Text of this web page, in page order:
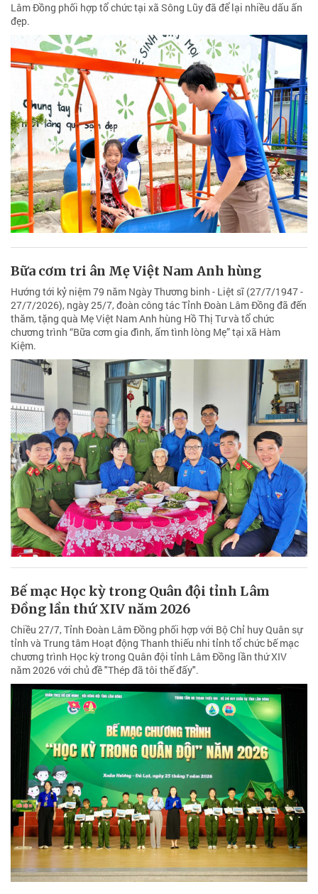
Lâm Đồng phối hợp tổ chức tại xã Sông Lũy đã để lại nhiều dấu ấn
đẹp.
Bữa cơm tri ân Mẹ Việt Nam Anh hùng
Hướng tới kỷ niệm 79 năm Ngày Thương binh - Liệt sĩ (27/7/1947 -
27/7/2026), ngày 25/7, đoàn công tác Tỉnh Đoàn Lâm Đồng đã đến
thăm, tặng quà Mẹ Việt Nam Anh hùng Hồ Thị Tư và tổ chức
chương trình “Bữa cơm gia đình, ấm tình lòng Mẹ” tại xã Hàm
Kiệm.
Bế mạc Học kỳ trong Quân đội tỉnh Lâm
Đồng lần thứ XIV năm 2026
Chiều 27/7, Tỉnh Đoàn Lâm Đồng phối hợp với Bộ Chỉ huy Quân sự
tỉnh và Trung tâm Hoạt động Thanh thiếu nhi tỉnh tổ chức bế mạc
chương trình Học kỳ trong Quân đội tỉnh Lâm Đồng lần thứ XIV
năm 2026 với chủ đề "Thép đã tôi thế đấy".